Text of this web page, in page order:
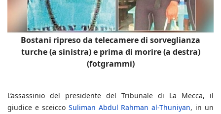
Bostani ripreso da telecamere di sorveglianza
turche (a sinistra) e prima di morire (a destra)
(fotgrammi)
L’assassinio del presidente del Tribunale di La Mecca, il
giudice e sceicco Suliman Abdul Rahman al-Thuniyan, in un